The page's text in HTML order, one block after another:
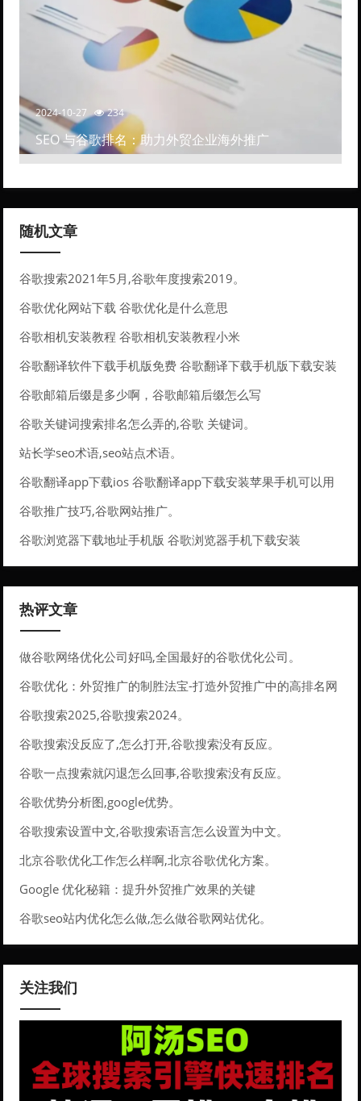
2024-10-27 234
SEO 与谷歌排名：助力外贸企业海外推广
随机文章
谷歌搜索2021年5月,谷歌年度搜索2019。
谷歌优化网站下载 谷歌优化是什么意思
谷歌相机安装教程 谷歌相机安装教程小米
谷歌翻译软件下载手机版免费 谷歌翻译下载手机版下载安装
谷歌邮箱后缀是多少啊，谷歌邮箱后缀怎么写
谷歌关键词搜索排名怎么弄的,谷歌 关键词。
站长学seo术语,seo站点术语。
谷歌翻译app下载ios 谷歌翻译app下载安装苹果手机可以用
吗
谷歌推广技巧,谷歌网站推广。
谷歌浏览器下载地址手机版 谷歌浏览器手机下载安装
热评文章
做谷歌网络优化公司好吗,全国最好的谷歌优化公司。
谷歌优化：外贸推广的制胜法宝-打造外贸推广中的高排名网
站
谷歌搜索2025,谷歌搜索2024。
谷歌搜索没反应了,怎么打开,谷歌搜索没有反应。
谷歌一点搜索就闪退怎么回事,谷歌搜索没有反应。
谷歌优势分析图,google优势。
谷歌搜索设置中文,谷歌搜索语言怎么设置为中文。
北京谷歌优化工作怎么样啊,北京谷歌优化方案。
Google 优化秘籍：提升外贸推广效果的关键
谷歌seo站内优化怎么做,怎么做谷歌网站优化。
关注我们